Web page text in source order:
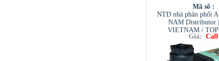
Mã số :
NTD nhà phân phối
NAM Distributor
VIETNAM /
VIETNAM /
/ TESCOM
Giá: Call